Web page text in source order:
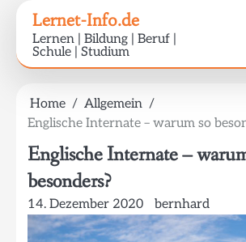
content
Lernet-Info.de
Lernen | Bildung | Beruf |
Schule | Studium
Home
Allgemein
Englische Internate – warum so
Englische Internate –
besonders?
14. Dezember 2020 bernhard